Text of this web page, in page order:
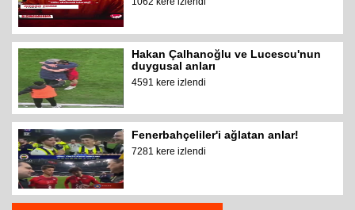
Hakan Çalhanoğlu ve Lucescu'nun
duygusal anları
4591 kere izlendi
Fenerbahçeliler'i ağlatan anlar!
7281 kere izlendi